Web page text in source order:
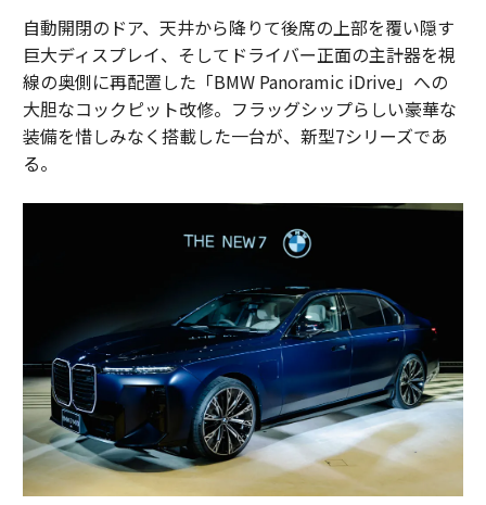
自動開閉のドア、天井から降りて後席の上部を覆い隠す
巨大ディスプレイ、そしてドライバー正面の主計器を視
線の奥側に再配置した「BMW Panoramic iDrive」への
大胆なコックピット改修。フラッグシップらしい豪華な
装備を惜しみなく搭載した一台が、新型7シリーズであ
る。